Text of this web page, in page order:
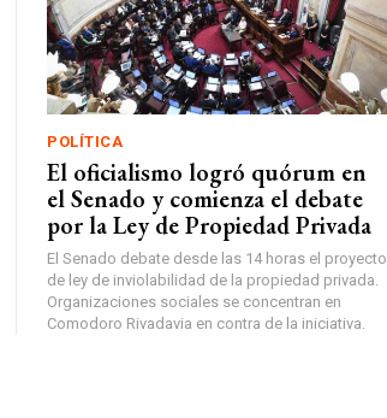
POLÍTICA
El oficialismo logró quórum en
el Senado y comienza el debate
por la Ley de Propiedad Privada
El Senado debate desde las 14 horas el proyecto
de ley de inviolabilidad de la propiedad privada.
Organizaciones sociales se concentran en
Comodoro Rivadavia en contra de la iniciativa.